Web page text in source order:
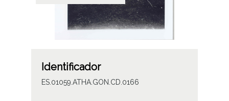
Identificador
ES.01059.ATHA.GON.CD.0166